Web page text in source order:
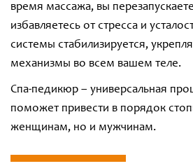
время массажа, вы
избавляетесь от стресса и
системы стабилизируется,
механизмы во всем вашем теле.
Спа-педикюр – универсальная
поможет привести в порядок
женщинам, но и мужчинам.